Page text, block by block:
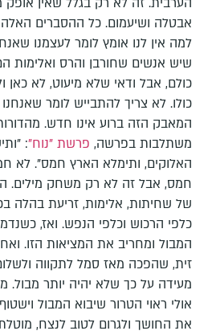
אבטלה ושיעמום. כל ההסברים האלה
למה אין לנו אומץ לומר לעצמנו
שיש אנשים שחורבן והרס ואלימות
כולם, אבל ודאי שלא מיעוט, לא כאן
כולו. לא צריך להתבייש לומר
המאבק הזה ברוע אינו חדש.
משתלבות בפרשה, פרשת "נוח":
האלוקים, ותימלא הארץ חמס". לא
חמס, אבל זה לא רק משחק מילים.
של שחיתות, אלימות, זריעת בהלה
כלפי הרכוש וכלפי הנפש. ואז,
המבול ומחריב את המציאות הזו.
זית, שהפכה מאז סמל לתקווה
מעידה על כך שלא יהיה יותר מבול.
אולי ראוי הטרור שיבוא המבול
את החושך ולגרום לטוב לנצח,